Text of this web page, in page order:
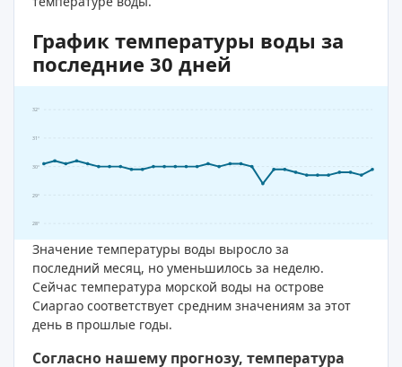
График температуры воды за
последние 30 дней
28°
29°
30°
31°
32°
Значение температуры воды выросло за
последний месяц, но уменьшилось за неделю.
Сейчас температура морской воды на острове
Сиаргао соответствует средним значениям за этот
день в прошлые годы.
Согласно нашему прогнозу, температура